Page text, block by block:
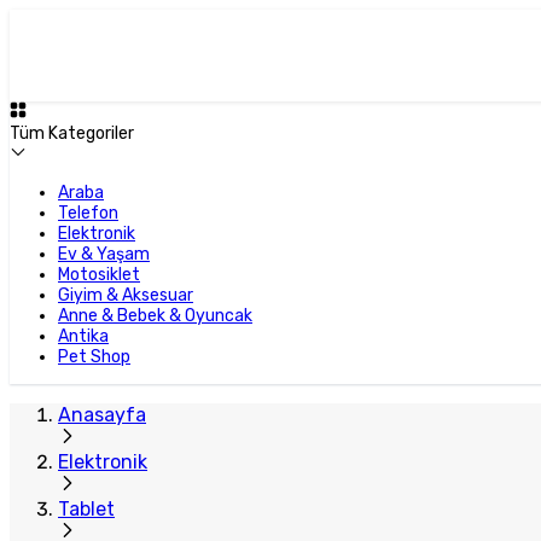
Tüm Kategoriler
Araba
Telefon
Elektronik
Ev & Yaşam
Motosiklet
Giyim & Aksesuar
Anne & Bebek & Oyuncak
Antika
Pet Shop
Anasayfa
Elektronik
Tablet